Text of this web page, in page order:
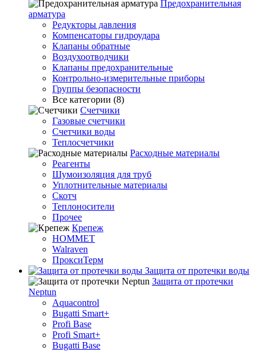
Предохранительная
арматура
Редукторы давления
Компенсаторы гидроудара
Клапаны обратные
Воздухоотводчики
Клапаны предохранительные
Контрольно-измерительные приборы
Группы безопасности
Все категории (8)
Счетчики
Газовые счетчики
Счетчики воды
Теплосчетчики
Расходные материалы
Реагенты
Шумоизоляция для труб
Уплотнительные материалы
Скотч
Теплоносители
Прочее
Крепеж
HOMMET
Walraven
ПроксиТерм
Защита от протечки воды
Защита от протечки
Neptun
Aquacontrol
Bugatti Smart+
Profi Base
Profi Smart+
Bugatti Base